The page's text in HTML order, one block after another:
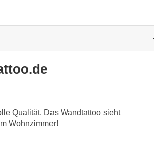
Qualität. Das Wandtattoo sieht
Wohnzimmer!